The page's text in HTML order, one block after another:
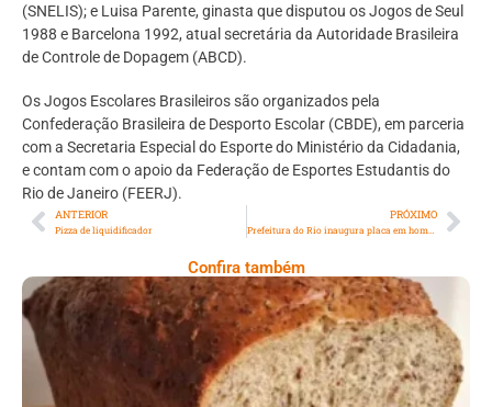
(SNELIS); e Luisa Parente, ginasta que disputou os Jogos de Seul
1988 e Barcelona 1992, atual secretária da Autoridade Brasileira
de Controle de Dopagem (ABCD).
Os Jogos Escolares Brasileiros são organizados pela
Confederação Brasileira de Desporto Escolar (CBDE), em parceria
com a Secretaria Especial do Esporte do Ministério da Cidadania,
e contam com o apoio da Federação de Esportes Estudantis do
Rio de Janeiro (FEERJ).
ANTERIOR
Pizza de liquidificador
PRÓXIMO
Prefeitura do Rio inaugura placa em homenagem ao jornalista Artur Xexéo
Confira também
Comer Bem: Pão Low Carb